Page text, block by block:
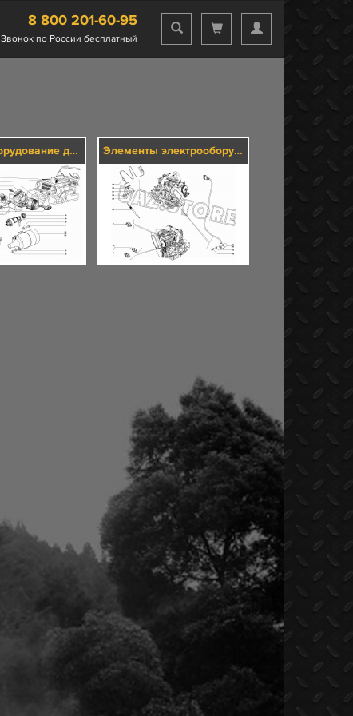
8 800 201-60-95
Звонок по России бесплатный
Электрооборудование двигателя Элементы электрооборудования